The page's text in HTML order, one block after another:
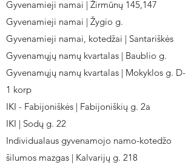
Gyvenamieji namai | Žirmūnų 145,147
Gyvenamieji namai | Žygio g.
Gyvenamieji namai, kotedžai | Santariškės
Gyvenamųjų namų kvartalas | Baublio g.
Gyvenamųjų namų kvartalas | Mokyklos g. D-
1 korp
IKI - Fabijoniškės | Fabijoniškių g. 2a
IKI | Sodų g. 22
Individualaus gyvenamojo namo-kotedžo
šilumos mazgas | Kalvarijų g. 218